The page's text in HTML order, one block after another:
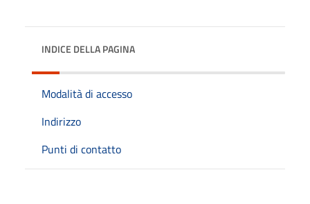
INDICE DELLA PAGINA
Modalità di accesso
Indirizzo
Punti di contatto